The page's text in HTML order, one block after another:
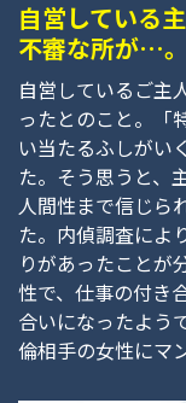
自営している
不審な所が…。
自営しているご主
ったとのこと。「
い当たるふしがい
た。そう思うと、
人間性まで信じら
た。内偵調査によ
りがあったことが
性で、仕事の付き
合いになったよう
倫相手の女性にマ